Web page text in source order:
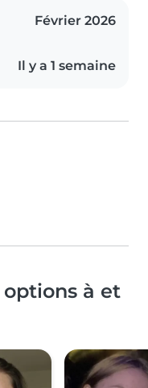
Février 2026
Il y a 1 semaine
à et